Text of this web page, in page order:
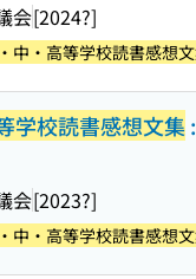
会[2024?]
中・高等学校読書感想
学校読書感想文集
会[2023?]
中・高等学校読書感想